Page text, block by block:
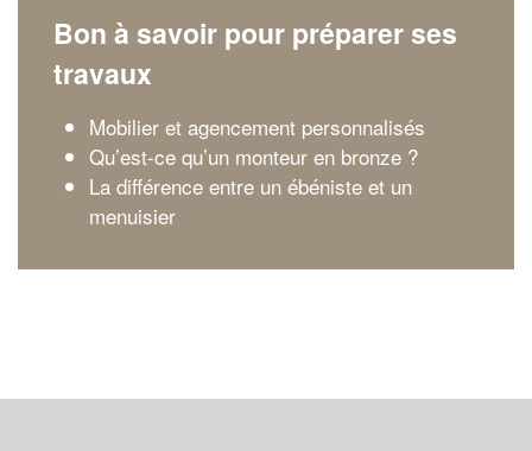
Bon à savoir pour préparer ses
travaux
Mobilier et agencement personnalisés
Qu’est-ce qu’un monteur en bronze ?
La différence entre un ébéniste et un
menuisier